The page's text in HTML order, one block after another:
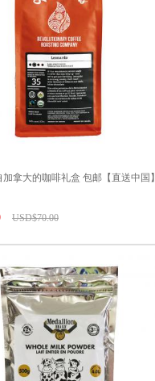
加拿大的咖啡礼盒 包邮【直送中国】
USD$70.00